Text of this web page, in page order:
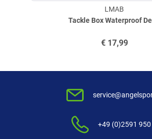
Tackle Box Waterproof
LMAB
€17,99
+49 (0)2591 950